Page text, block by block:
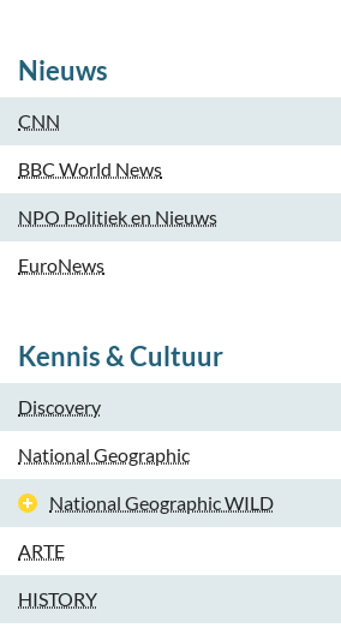
Nieuws
CNN
BBC World News
NPO Politiek en Nieuws
EuroNews
Kennis & Cultuur
Discovery
National Geographic
National Geographic WILD
ARTE
HISTORY